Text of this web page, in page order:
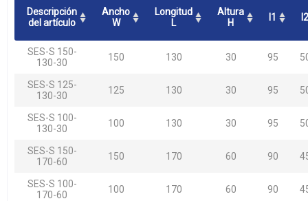
Descripción
del artículo
Ancho
W
Longitud
L
Altura
H
l1 l2
SES-S 150-
130-30
150 130 30 95
SES-S 125-
130-30
125 130 30 95
SES-S 100-
130-30
100 130 30 95
SES-S 150-
170-60
150 170 60 90
SES-S 100-
170-60
100 170 60 90